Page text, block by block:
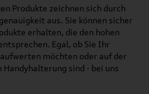
Produkte zeichnen sich durch
aus. Sie können sicher
erhalten, die den hohen
Egal, ob Sie Ihr
möchten oder auf der
Handyhalterung sind - bei uns